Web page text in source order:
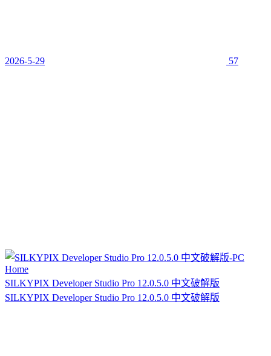
2026-5-29 57
SILKYPIX Developer Studio Pro 12.0.5.0 中文破解版
SILKYPIX Developer Studio Pro 12.0.5.0 中文破解版